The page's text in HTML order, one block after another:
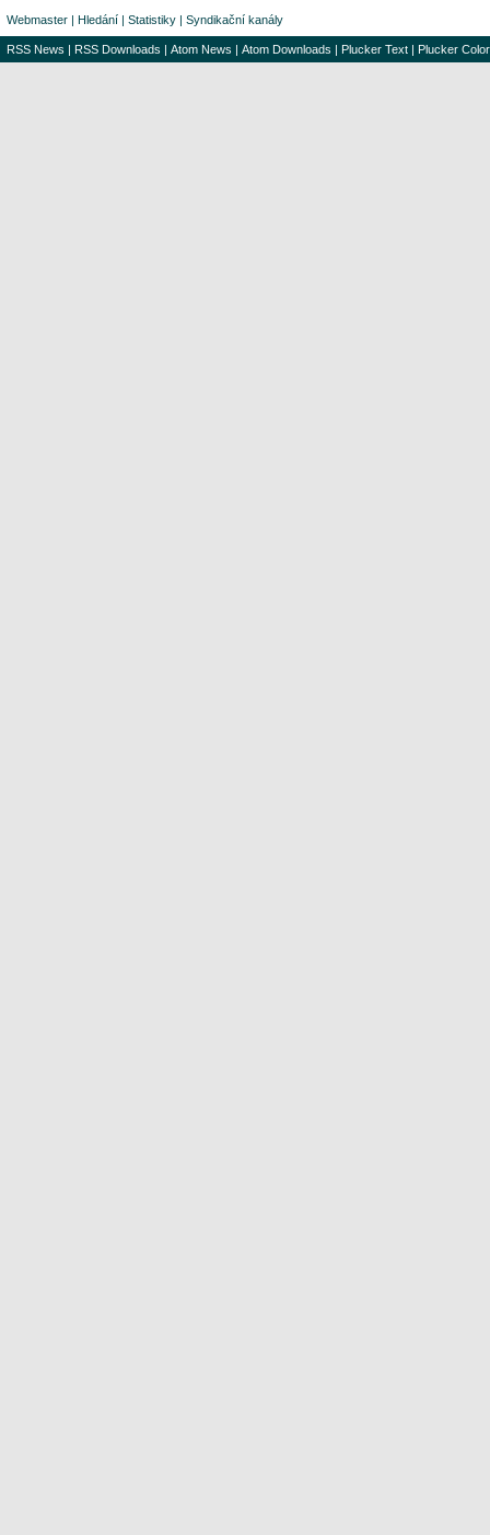
Webmaster | Hledání | Statistiky | Syndikační kanály
RSS News | RSS Downloads | Atom News | Atom Downloads | Plucker Text | Plucker Color